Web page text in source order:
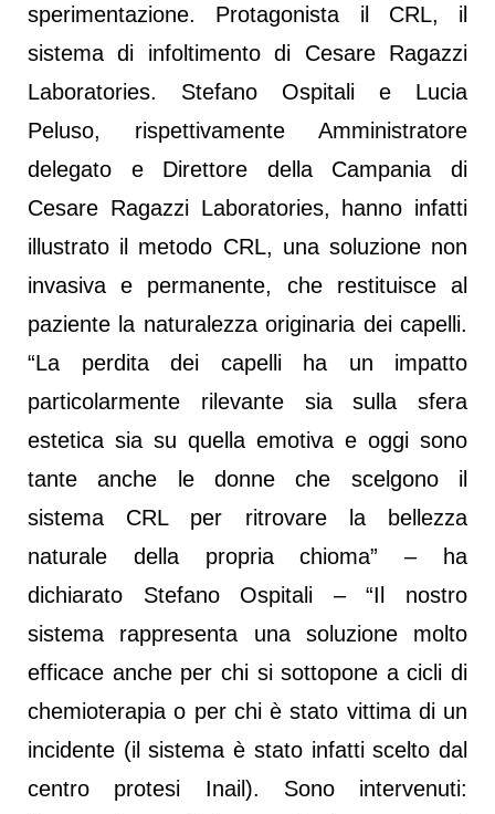
sperimentazione. Protagonista il CRL, il
sistema di infoltimento di Cesare Ragazzi
Laboratories. Stefano Ospitali e Lucia
Peluso, rispettivamente Amministratore
delegato e Direttore della Campania di
Cesare Ragazzi Laboratories, hanno infatti
illustrato il metodo CRL, una soluzione non
invasiva e permanente, che restituisce al
paziente la naturalezza originaria dei capelli.
“La perdita dei capelli ha un impatto
particolarmente rilevante sia sulla sfera
estetica sia su quella emotiva e oggi sono
tante anche le donne che scelgono il
sistema CRL per ritrovare la bellezza
naturale della propria chioma” – ha
dichiarato Stefano Ospitali – “Il nostro
sistema rappresenta una soluzione molto
efficace anche per chi si sottopone a cicli di
chemioterapia o per chi è stato vittima di un
incidente (il sistema è stato infatti scelto dal
centro protesi Inail). Sono intervenuti: